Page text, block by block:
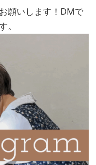
願いします！DMで
。